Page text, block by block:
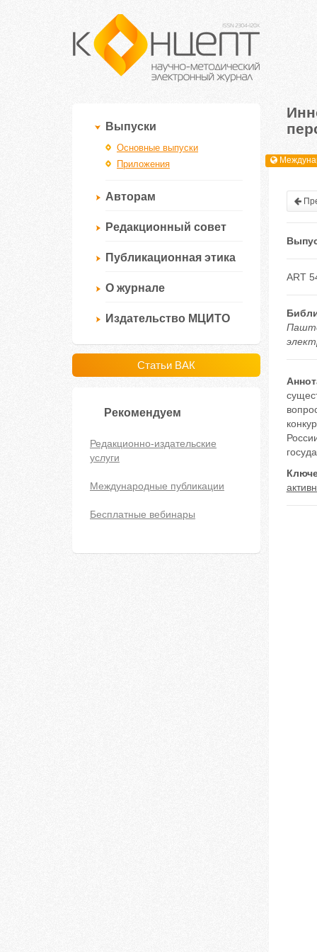
Выпуски
Основные выпуски
Приложения
Авторам
Редакционный совет
Публикационная этика
О журнале
Издательство МЦИТО
Статьи ВАК
Рекомендуем
Редакционно-издательские
услуги
Международные публикации
Бесплатные вебинары
ART